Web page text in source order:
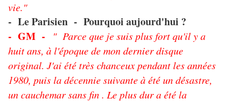
vie."
- Le Parisien - Pourquoi aujourd'hui ?
- GM -
" Parce que je suis plus fort qu'il y a
huit ans, à l'époque de mon dernier disque
original. J'ai été très chanceux pendant les années
1980, puis la décennie suivante à été un désastre,
un cauchemar sans fin . Le plus dur a été la